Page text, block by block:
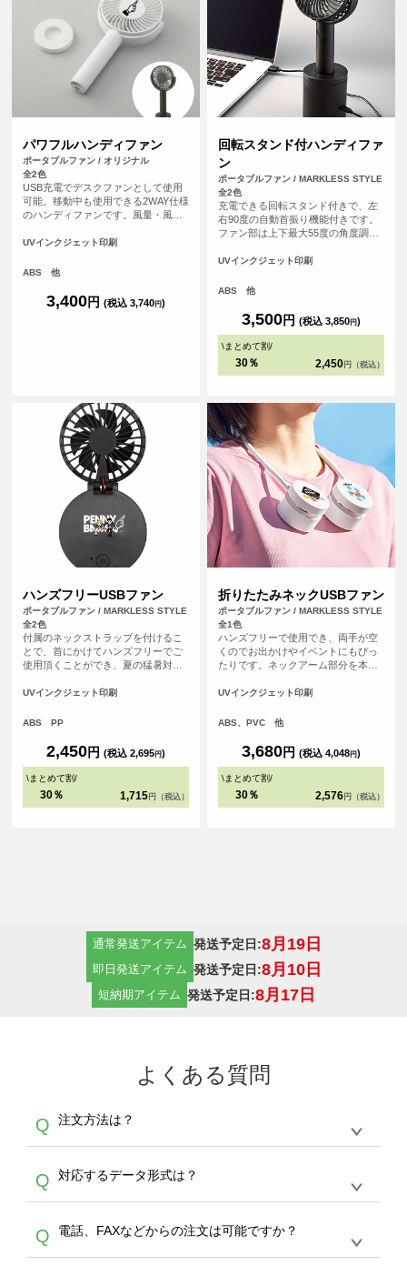
パワフルハンディファン
ポータブルファン / オリジナル
全2色
USB充電でデスクファンとして使用
可能。移動中も使用できる2WAY仕様
のハンディファンです。風量・風向
てお好みの風量・風向きでお使いい
ボタンには誤作動防止機能が付いて
電切れになってしまった…などの心
配もなく、安全にご使用いただけま
UVインクジェット印刷
ABS 他
3,400円 (税込 3,740円)
回転スタンド付ハンディファ
ン
ポータブルファン / MARKLESS STYLE
全2色
充電できる回転スタンド付きで、左
右90度の自動首振り機能付きです。
ファン部は上下最大55度の角度調整
の風量調節が可能で、自分好みに調
連続使用が可能です。（風量「中」
ンドそれぞれに名入れができ、フル
カラー印刷も可能なのでイベントな
どの物販用としてもおすすめです。
UVインクジェット印刷
ABS 他
3,500円 (税込 3,850円)
\まとめて割/
30％ 2,450 円（税込）
ハンズフリーUSBファン
ポータブルファン / MARKLESS STYLE
全2色
付属のネックストラップを付けるこ
とで、首にかけてハンズフリーでご
使用頂くことができ、夏の猛暑対策
デスクファンとしてもお使い頂ける
UVインクジェット印刷
ABS PP
2,450円 (税込 2,695円)
\まとめて割/
30％ 1,715 円（税込）
折りたたみネックUSBファン
ポータブルファン / MARKLESS STYLE
全1色
ハンズフリーで使用でき、両手が空
くのでお出かけやイベントにもぴっ
たりです。ネックアーム部分を本体
できるためいつでもコンパクトに持
量は弱・中・強の3段階から、シーン
本体・ケースともにフルカラー印刷
が可能なため、高級ノベルティや成
約特典はもちろん、オリジナルのイ
UVインクジェット印刷
ABS、PVC 他
3,680円 (税込 4,048円)
\まとめて割/
30％ 2,576 円（税込）
通常発送アイテム 発送予定日:8月19日
即日発送アイテム 発送予定日:8月10日
短納期アイテム 発送予定日:8月17日
よくある質問
Q 注文方法は？
A
生産にて承っております。デザインツールから
デザインの作成から決済まで完了できます。
30枚以上やシルク印刷など、大口注文の場合
は、サポートが担当するエコバッグコンシェル
やタンブラーコンシェルをご利用ください。製
Q 対応するデータ形式は？
A
ドできるデータ形式は、JPG / PNG / AI / PSD /
PDF 形式になります。データの最大サイズ
Q 電話、FAXなどからの注文は可能ですか？